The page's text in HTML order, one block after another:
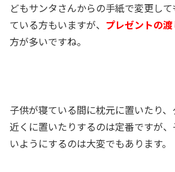
どもサンタさんからの手紙で変更し
ている方もいますが、 プレゼントの
方が多いですね。
子供が寝ている間に枕元に置いたり
近くに置いたりするのは定番ですが
いようにするのは大変でもあります。